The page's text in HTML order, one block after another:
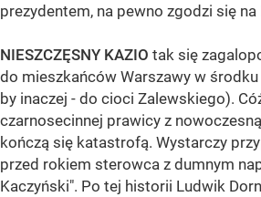
prezydentem, na pewno zgodzi się
NIESZCZĘSNY KAZIO tak się
do mieszkańców Warszawy w
by inaczej - do cioci Zalewskiego).
czarnosecinnej prawicy z
kończą się katastrofą. Wystarczy
przed rokiem sterowca z dumnym
Kaczyński". Po tej historii Ludwik